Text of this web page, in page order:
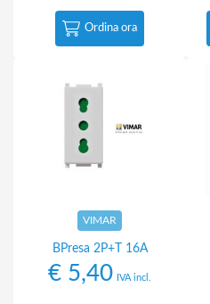
Ordina ora
VIMAR
BPresa 2P+T 16A
€ 5,40 IVA incl.